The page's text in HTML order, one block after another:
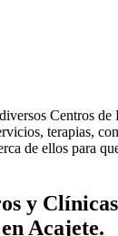
Centros
terapias,
de ellos para
y
Acajete.